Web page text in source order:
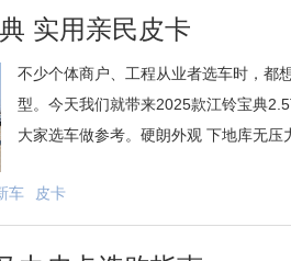
实用亲民皮卡
不少个体商户、工程从业者选车时，都
型。今天我们就带来2025款江铃宝典
大家选车做参考。硬朗外观 下地库无压
车 皮卡